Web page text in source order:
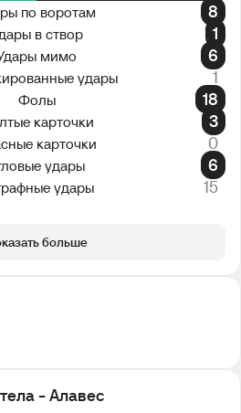
по воротам
8
в створ
1
мимо
6
удары
1
Фолы
18
карточки
3
карточки
0
удары
6
удары 15
больше
- Алавес